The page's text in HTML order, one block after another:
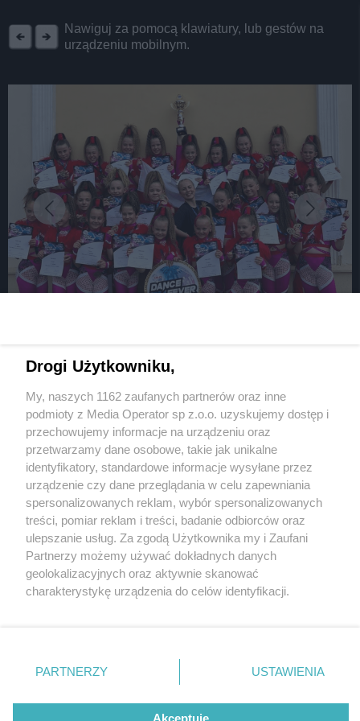
Nawiguj za pomocą klawiatury, lub gestów na
urządzeniu mobilnym.
Świata. Gratulacje dla Malwiny Gondzio
2 / 5
IDO World Disco Dance and
Disco Freestyle
Championships 2023
Wydawca mediów lokalnych
Nie zapomnij
zapoznać się z:
polityką prywatności regulamin korzystania z portali
Twojemiasto
Piekary Śląskie
Chorzów
Tarnowskie Góry
Gliwice
Skontakuj sięz nami
Kontakt
Wydawca
Redakcja
Drogi Użytkowniku,
My, naszych 1162 zaufanych partnerów oraz inne
podmioty z Media Operator sp z.o.o. uzyskujemy dostęp i
przechowujemy informacje na urządzeniu oraz
przetwarzamy dane osobowe, takie jak unikalne
identyfikatory, standardowe informacje wysyłane przez
urządzenie czy dane przeglądania w celu zapewniania
spersonalizowanych reklam, wybór spersonalizowanych
treści, pomiar reklam i treści, badanie odbiorców oraz
ulepszanie usług. Za zgodą Użytkownika my i Zaufani
Partnerzy możemy używać dokładnych danych
geolokalizacyjnych oraz aktywnie skanować
charakterystykę urządzenia do celów identyfikacji.
zmienić/wycofać klikając przycisk ustawień prywatności
znajdujący się w lewym dolnym rogu strony
rodzaje przetwarzania danych nie wymagają zgody
użytkownika, ale masz prawo sprzeciwić się takiemu
PARTNERZY USTAWIENIA
Akceptuję